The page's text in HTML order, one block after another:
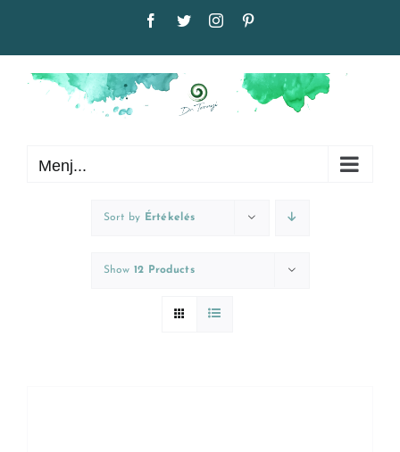
Facebook
TwitterInstagram
Menj...
Sort by Értékelés
Show 12 Products